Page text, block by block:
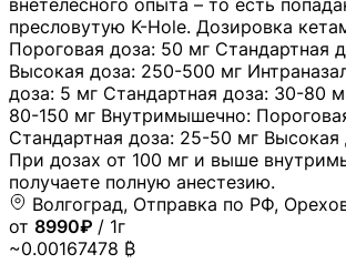
внетелесного опыта – то есть
пресловутую K-Hole. Дозировка
Пороговая доза: 50 мг Стандартная
Высокая доза: 250-500 мг
доза: 5 мг Стандартная доза: 30-80
80-150 мг Внутримышечно:
Стандартная доза: 25-50 мг Высокая
При дозах от 100 мг и выше
получаете полную анестезию.
Волгоград, Отправка по РФ,
от 8990₽ / 1г
~0.00167478 ₿